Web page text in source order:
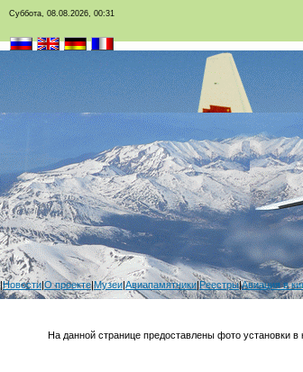
Суббота, 08.08.2026, 00:31
|Новости|О проекте|Музеи|Авиапамятники|Реестры|Авиация в
На данной странице предоставлены фото установки